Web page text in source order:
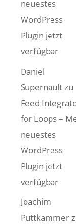
neuestes
WordPress
Plugin jetzt
verfügbar
Daniel
Supernaultzu
Feed
for Loops –
neuestes
WordPress
Plugin jetzt
verfügbar
Joachim
Puttkammer